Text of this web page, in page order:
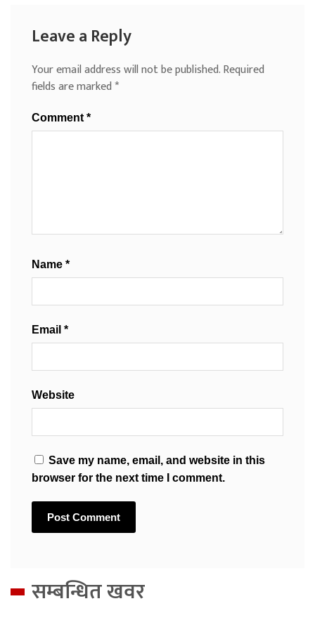
Leave a Reply
Your email address will not be published.Required
fields are marked*
Comment *
Name *
Email *
Website
Save my name, email, and website in this
browser for the next time I comment.
सम्बन्धित खवर